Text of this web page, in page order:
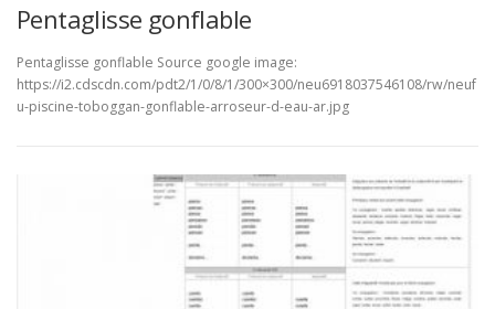
Pentaglisse gonflable
Pentaglisse gonflable Source google image:
https://i2.cdscdn.com/pdt2/1/0/8/1/300×300/neu6918037546108/rw/neuf
u-piscine-toboggan-gonflable-arroseur-d-eau-ar.jpg